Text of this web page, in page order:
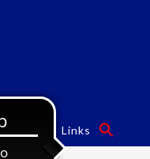
Links